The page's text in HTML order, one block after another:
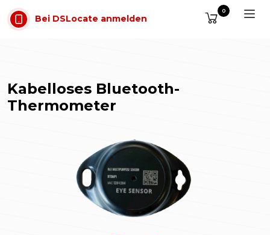
Zum Inhalt springen
Bei DSLocate anmelden
0
Kabelloses Bluetooth-
Thermometer